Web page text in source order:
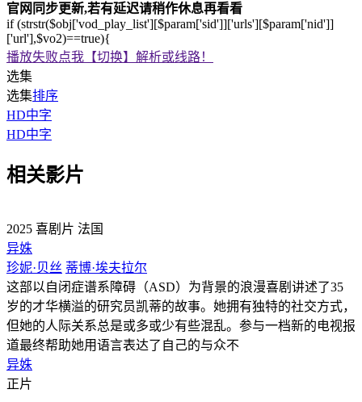
官网同步更新,若有延迟请稍作休息再看看
if (strstr($obj['vod_play_list'][$param['sid']]['urls'][$param['nid']]
['url'],$vo2)==true){
播放失败点我【切换】解析或线路！
选集
选集排序
HD中字
HD中字
相关影片
2025 喜剧片 法国
异姝
珍妮·贝丝 蒂博·埃夫拉尔
这部以自闭症谱系障碍（ASD）为背景的浪漫喜剧讲述了35
岁的才华横溢的研究员凯蒂的故事。她拥有独特的社交方式，
但她的人际关系总是或多或少有些混乱。参与一档新的电视报
道最终帮助她用语言表达了自己的与众不
异姝
正片